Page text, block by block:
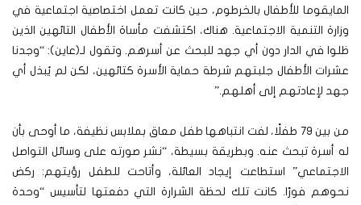
المايقوما للأطفال بالخرطوم، حين كانت تعمل اختصاصية اجتماعية في
وزارة التنمية الاجتماعية. هناك، اكتشفت مأساة الأطفال التائهين الذين
ظلوا في الدار دون أي جهد للبحث عن أسرهم. وتقول لـ(عاين): “وجدنا
عشرات الأطفال جلبتهم شرطة حماية الأسرة كتائهين، لكن لم يُبذل أي
جهد لإعادتهم إلى أهلهم.”
من بين 79 طفلًا، لفت انتباهها طفل معاق بملابس نظيفة، ما أوحى بأن
له أسرة تبحث عنه. وبطريقة بسيطة، “نشر صورته على وسائل التواصل
الاجتماعي” استطاعت إيجاد العائلة، وأتاحت للطفل رؤيتهم: ركض
نحوهم فورًا. كانت تلك لحظة الشرارة التي دفعتها لتأسيس “وحدة